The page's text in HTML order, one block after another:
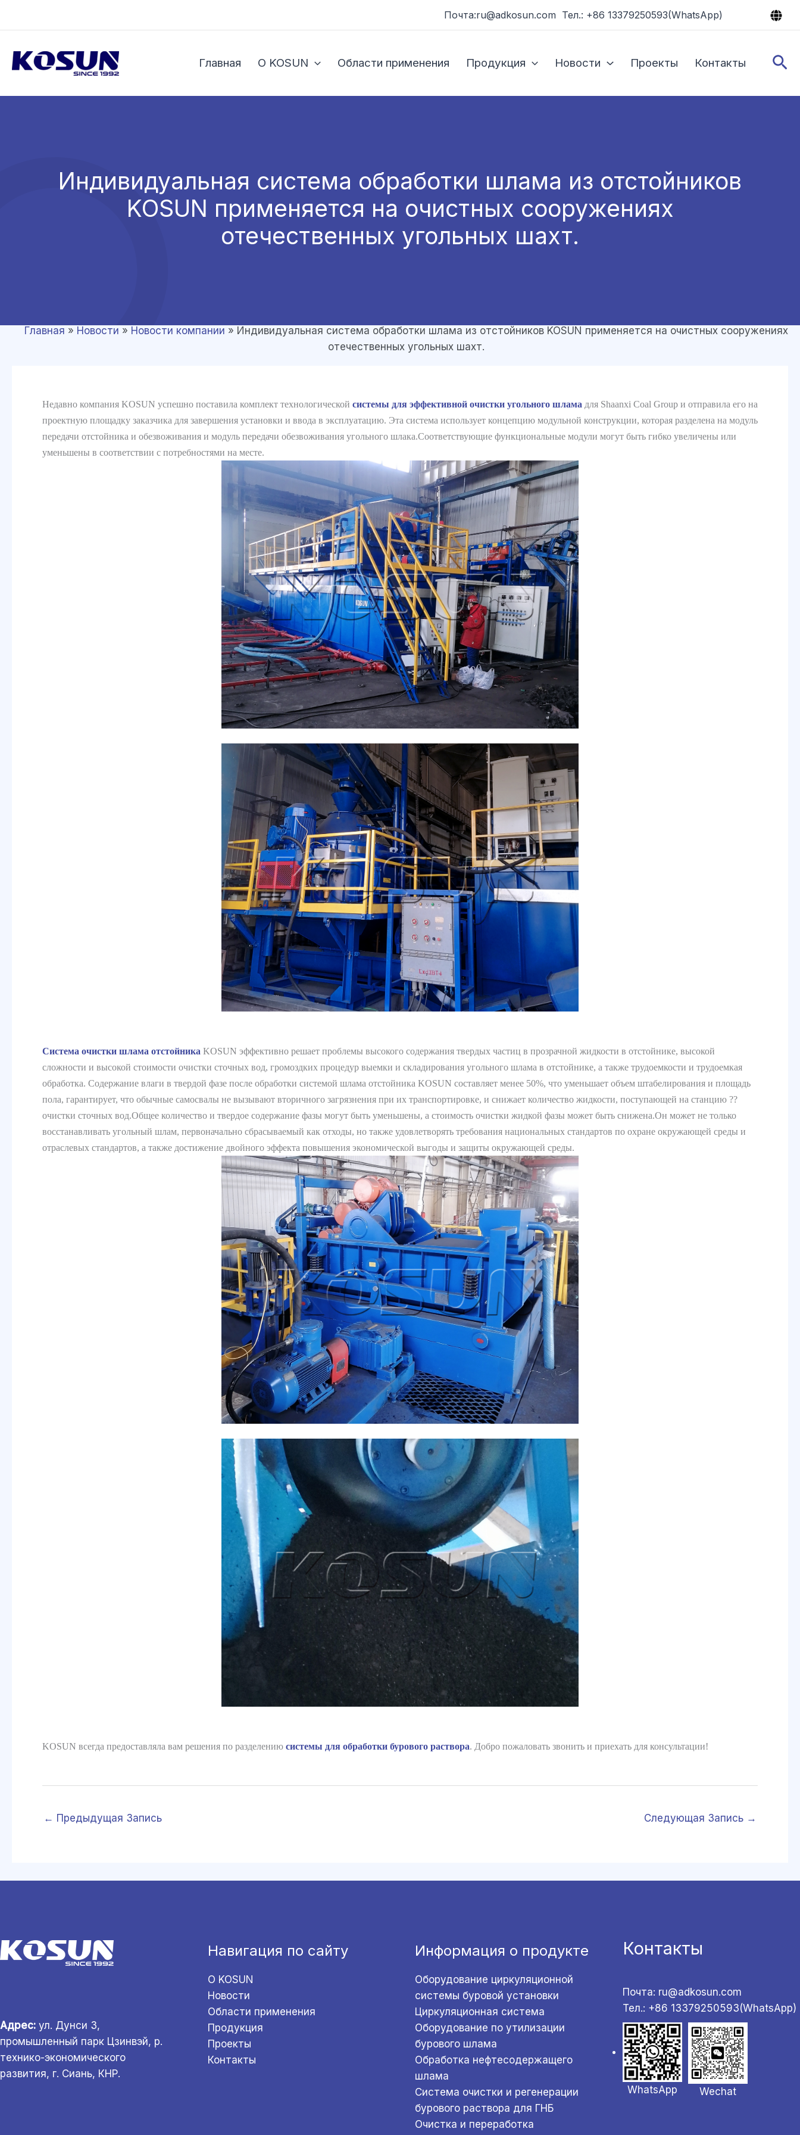
Почта:ru@adkosun.com Тел.: +86 13379250593(WhatsApp)
Главная О KOSUN Области применения Продукция Новости Проекты Контакты
Индивидуальная система обработки шлама из отстойников
KOSUN применяется на очистных сооружениях
отечественных угольных шахт.
Главная » Новости » Новости компании » Индивидуальная система обработки шлама из отстойников KOSUN применяется на очистных сооружениях
отечественных угольных шахт.
Недавно компания KOSUN успешно поставила комплект технологической системы для эффективной очистки угольного шлама для Shaanxi Coal Group и отправила его на
проектную площадку заказчика для завершения установки и ввода в эксплуатацию. Эта система использует концепцию модульной конструкции, которая разделена на модуль
передачи отстойника и обезвоживания и модуль передачи обезвоживания угольного шлака.Соответствующие функциональные модули могут быть гибко увеличены или
уменьшены в соответствии с потребностями на месте.
Система очистки шлама отстойника KOSUN эффективно решает проблемы высокого содержания твердых частиц в прозрачной жидкости в отстойнике, высокой
сложности и высокой стоимости очистки сточных вод, громоздких процедур выемки и складирования угольного шлама в отстойнике, а также трудоемкости и трудоемкая
обработка. Содержание влаги в твердой фазе после обработки системой шлама отстойника KOSUN составляет менее 50%, что уменьшает объем штабелирования и площадь
пола, гарантирует, что обычные самосвалы не вызывают вторичного загрязнения при их транспортировке, и снижает количество жидкости, поступающей на станцию ??
очистки сточных вод.Общее количество и твердое содержание фазы могут быть уменьшены, а стоимость очистки жидкой фазы может быть снижена.Он может не только
восстанавливать угольный шлам, первоначально сбрасываемый как отходы, но также удовлетворять требования национальных стандартов по охране окружающей среды и
отраслевых стандартов, а также достижение двойного эффекта повышения экономической выгоды и защиты окружающей среды.
KOSUN всегда предоставляла вам решения по разделению системы для обработки бурового раствора. Добро пожаловать звонить и приехать для консультации!
← Предыдущая Запись Следующая Запись →
Адрес: ул. Дунси 3,
промышленный парк Цзинвэй, р.
технико-экономического
развития, г. Сиань, КНР.
Навигация по сайту
О KOSUN
Новости
Области применения
Продукция
Проекты
Контакты
Информация о продукте
Оборудование циркуляционной
системы буровой установки
Циркуляционная система
Оборудование по утилизации
бурового шлама
Обработка нефтесодержащего
шлама
Система очистки и регенерации
бурового раствора для ГНБ
Очистка и переработка
Контакты
Почта: ru@adkosun.com
Тел.: +86 13379250593(WhatsApp)
WhatsApp Wechat